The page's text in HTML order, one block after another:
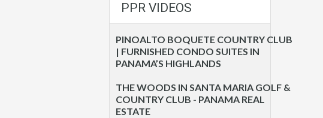
PPR VIDEOS
PINOALTO BOQUETE COUNTRY CLUB
| FURNISHED CONDO SUITES IN
PANAMA’S HIGHLANDS
THE WOODS IN SANTA MARIA GOLF &
COUNTRY CLUB - PANAMA REAL
ESTATE